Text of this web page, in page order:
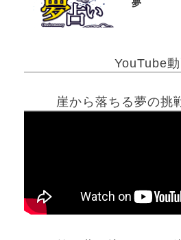
夢
YouTube
崖から落ちる夢の挑